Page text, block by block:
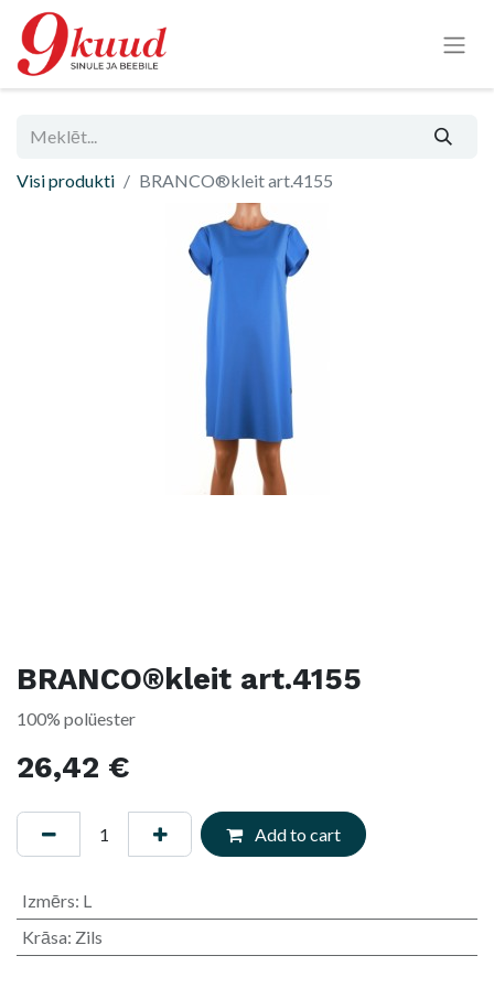
Visi produkti BRANCO®kleit art.4155
BRANCO®kleit art.4155
100% polüester
26,42 €
Add to cart
Izmērs: L
Krāsa: Zils